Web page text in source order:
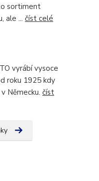
sortiment
ale ... číst celé
vyrábí vysoce
roku 1925 kdy
Německu. číst